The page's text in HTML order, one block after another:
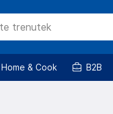
Home & Cook B2B